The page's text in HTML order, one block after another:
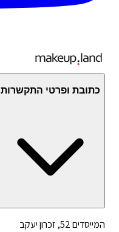
כתובת ופרטי התקשרות
המייסדים 52, זכרון יעקב